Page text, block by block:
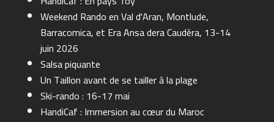
Weekend Rando en Val d'Aran, Montlude,
Barracomica, et Era Ansa dera Caudèra, 13-14
juin 2026
Salsa piquante
Un Taillon avant de se tailler à la plage
Ski-rando : 16-17 mai
HandiCaf : Immersion au cœur du Maroc